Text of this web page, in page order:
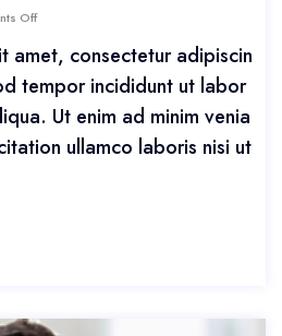
Off
amet, consectetur adipiscin
tempor incididunt ut labor
Ut enim ad minim venia
ullamco laboris nisi ut